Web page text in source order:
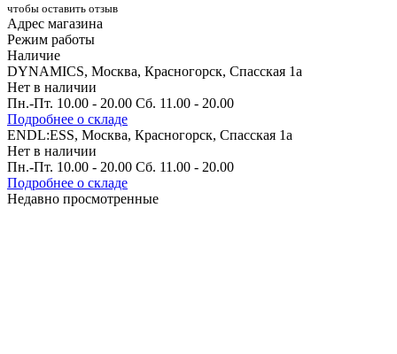
чтобы оставить отзыв
Адрес магазина
Режим работы
Наличие
DYNAMICS, Москва, Красногорск, Спасская 1а
Нет в наличии
Пн.-Пт. 10.00 - 20.00 Сб. 11.00 - 20.00
Подробнее о складе
ENDL:ESS, Москва, Красногорск, Спасская 1а
Нет в наличии
Пн.-Пт. 10.00 - 20.00 Сб. 11.00 - 20.00
Подробнее о складе
Недавно просмотренные